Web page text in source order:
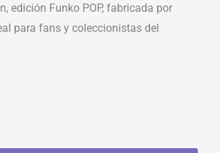
edición Funko POP, fabricada por
para fans y coleccionistas del